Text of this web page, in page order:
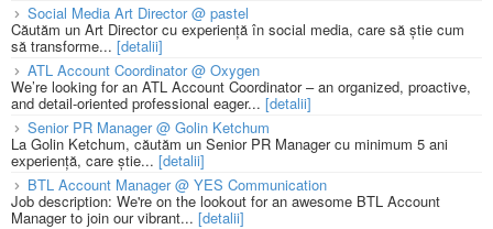
Social Media Art Director @ pastel
Căutăm un Art Director cu experiență în social media, care să știe cum
să transforme... [detalii]
ATL Account Coordinator @ Oxygen
We’re looking for an ATL Account Coordinator – an organized, proactive,
and detail-oriented professional eager... [detalii]
Senior PR Manager @ Golin Ketchum
La Golin Ketchum, căutăm un Senior PR Manager cu minimum 5 ani
experiență, care știe... [detalii]
BTL Account Manager @ YES Communication
Job description: We're on the lookout for an awesome BTL Account
Manager to join our vibrant... [detalii]